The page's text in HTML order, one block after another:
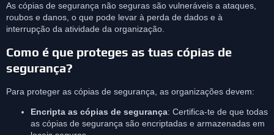
As cópias de segurança não seguras são vulneráveis a ataques,
roubos e danos, o que pode levar à perda de dados e à
interrupção da atividade da organização.
Como é que proteges as tuas cópias de
segurança?
Para proteger as cópias de segurança, as organizações devem:
Encripta as cópias de segurança: Certifica-te de que todas
as cópias de segurança são encriptadas e armazenadas em